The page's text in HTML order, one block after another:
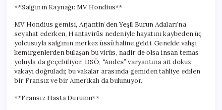
**Salgının Kaynağı: MV Hondius**
MV Hondius gemisi, Arjantin’den Yeşil Burun Adaları’na
seyahat ederken, Hantavirüs nedeniyle hayatını kaybeden üç
yolcusuyla salgının merkez üssü haline geldi. Genelde vahşi
kemirgenlerden bulaşan bu virüs, nadir de olsa insan temas
yoluyla da geçebiliyor. DSÖ, “Andes” varyantına ait dokuz
vakayı doğruladı; bu vakalar arasında gemiden tahliye edilen
bir Fransız ve bir Amerikalı da bulunuyor.
**Fransız Hasta Durumu**